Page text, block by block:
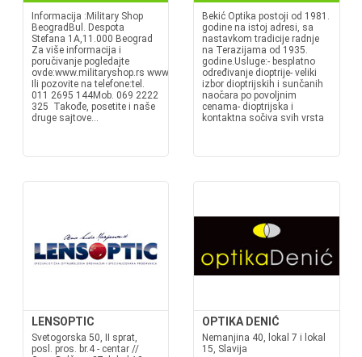
Informacija :Military Shop
BeogradBul. Despota
Stefana 1A,11.000 Beograd
Za više informacija i
poručivanje pogledajte
ovde:www.militaryshop.rs
Ili pozovite na telefone:tel.
011 2695 144Mob. 069 2222
325 Takođe, posetite i naše
druge sajtove...
Bekić Optika postoji od 1981.
godine na istoj adresi, sa
nastavkom tradicije radnje
na Terazijama od 1935.
godine.Usluge:- besplatno
određivanje dioptrije- veliki
izbor dioptrijskih i sunčanih
naočara po povoljnim
cenama- dioptrijska i
kontaktna sočiva svih vrsta
LENSOPTIC
Svetogorska 50, II sprat,
posl. pros. br.4 - centar //
OPTIKA DENIĆ
Nemanjina 40, lokal 7 i lokal
15, Slavija